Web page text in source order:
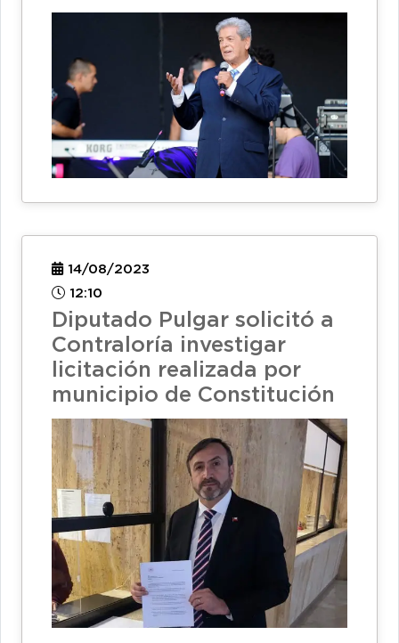
14/08/2023
12:10
Diputado Pulgar solicitó a
Contraloría investigar
licitación realizada por
municipio de Constitución